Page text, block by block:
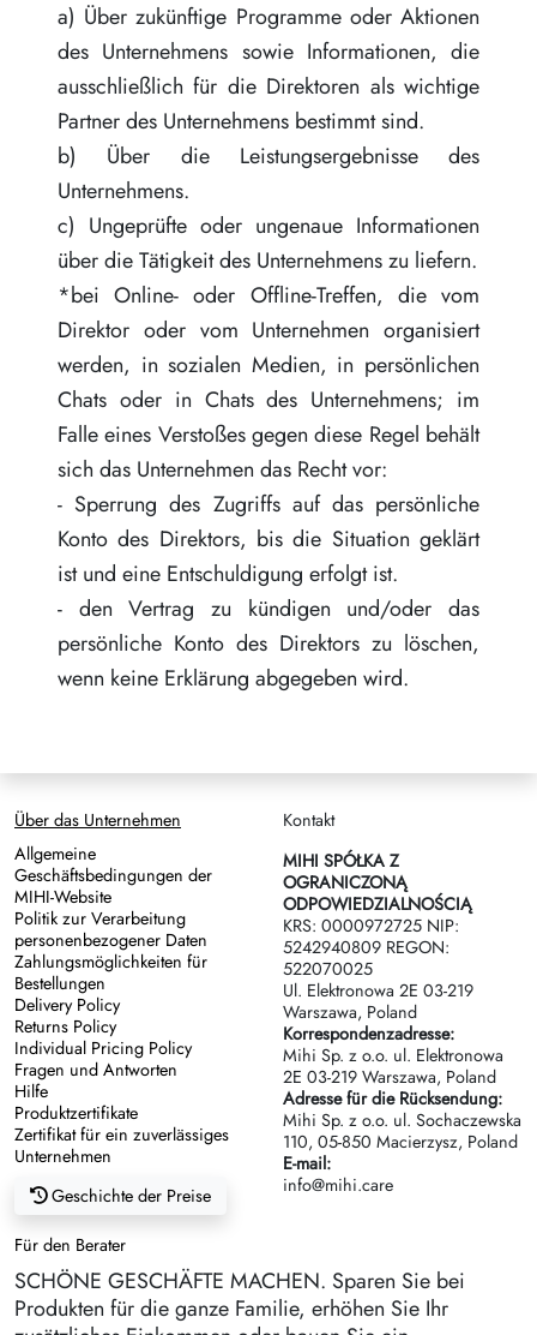
a) Über zukünftige Programme oder Aktionen
des Unternehmens sowie Informationen, die
ausschließlich für die Direktoren als wichtige
Partner des Unternehmens bestimmt sind.
b) Über die Leistungsergebnisse des
Unternehmens.
c) Ungeprüfte oder ungenaue Informationen
über die Tätigkeit des Unternehmens zu liefern.
*bei Online- oder Offline-Treffen, die vom
Direktor oder vom Unternehmen organisiert
werden, in sozialen Medien, in persönlichen
Chats oder in Chats des Unternehmens; im
Falle eines Verstoßes gegen diese Regel behält
sich das Unternehmen das Recht vor:
- Sperrung des Zugriffs auf das persönliche
Konto des Direktors, bis die Situation geklärt
ist und eine Entschuldigung erfolgt ist.
- den Vertrag zu kündigen und/oder das
persönliche Konto des Direktors zu löschen,
wenn keine Erklärung abgegeben wird.
Über das Unternehmen
Allgemeine
Geschäftsbedingungen der
MIHI-Website
Politik zur Verarbeitung
personenbezogener Daten
Zahlungsmöglichkeiten für
Bestellungen
Delivery Policy
Returns Policy
Individual Pricing Policy
Fragen und Antworten
Hilfe
Produktzertifikate
Zertifikat für ein zuverlässiges
Unternehmen
Geschichte der Preise
Kontakt
MIHI SPÓŁKA Z
OGRANICZONĄ
ODPOWIEDZIALNOŚCIĄ
KRS: 0000972725 NIP:
5242940809 REGON:
522070025
Ul. Elektronowa 2Е 03-219
Warszawa, Poland
Korrespondenzadresse:
Mihi Sp. z o.o. ul. Elektronowa
2Е 03-219 Warszawa, Poland
Adresse für die Rücksendung:
Mihi Sp. z o.o. ul. Sochaczewska
110, 05-850 Macierzysz, Poland
E-mail:
info@mihi.care
Für den Berater
SCHÖNE GESCHÄFTE MACHEN. Sparen Sie bei
Produkten für die ganze Familie, erhöhen Sie Ihr